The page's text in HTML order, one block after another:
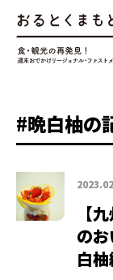
#晩白柚の
【
の
白